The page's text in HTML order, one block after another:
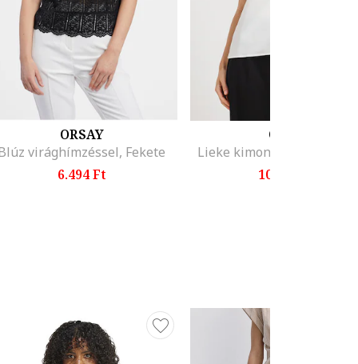
ORSAY
virághímzéssel, Fekete
6.494 Ft
ONLY
Lieke kimonó ujjú póló,
10.899 Ft